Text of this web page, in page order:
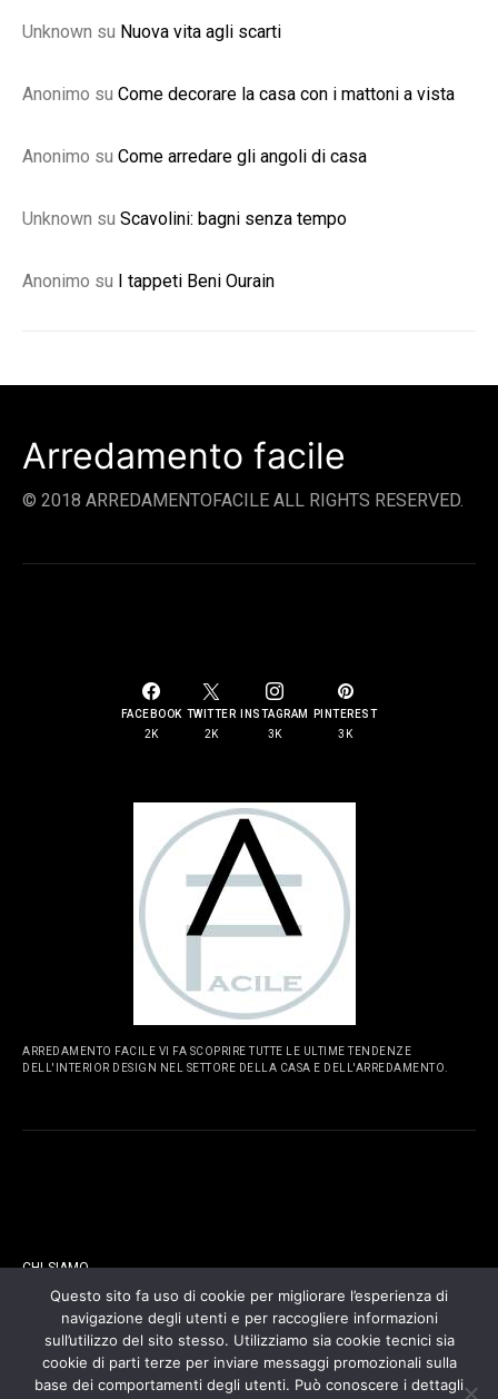
Unknown su Nuova vita agli scarti
Anonimo su Come decorare la casa con i mattoni a vista
Anonimo su Come arredare gli angoli di casa
Unknown su Scavolini: bagni senza tempo
Anonimo su I tappeti Beni Ourain
Arredamento facile
© 2018 ARREDAMENTOFACILE ALL RIGHTS RESERVED.
FACEBOOK
2K
TWITTER
2K
INSTAGRAM
3K
PINTEREST
3K
ARREDAMENTO FACILE VI FA SCOPRIRE TUTTE LE ULTIME TENDENZE
DELL'INTERIOR DESIGN NEL SETTORE DELLA CASA E DELL'ARREDAMENTO.
CHI SIAMO
CONTATTI
COOKIES POLICY
Questo sito fa uso di cookie per migliorare l’esperienza di
navigazione degli utenti e per raccogliere informazioni
sull’utilizzo del sito stesso. Utilizziamo sia cookie tecnici sia
cookie di parti terze per inviare messaggi promozionali sulla
base dei comportamenti degli utenti. Può conoscere i dettagli